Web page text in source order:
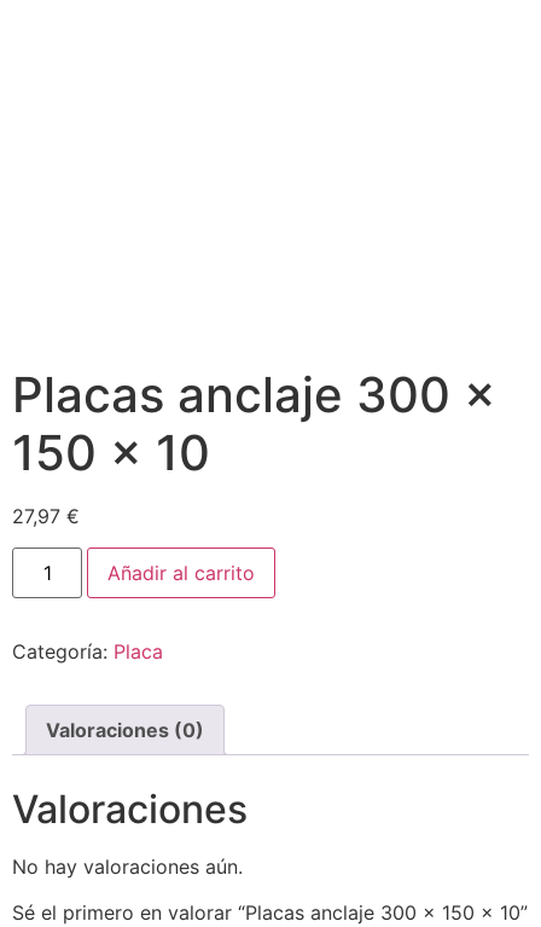
Placas anclaje 300 x
150 x 10
27,97 €
Añadir al carrito
Categoría: Placa
Valoraciones (0)
Valoraciones
No hay valoraciones aún.
Sé el primero en valorar “Placas anclaje 300 x 150 x 10”